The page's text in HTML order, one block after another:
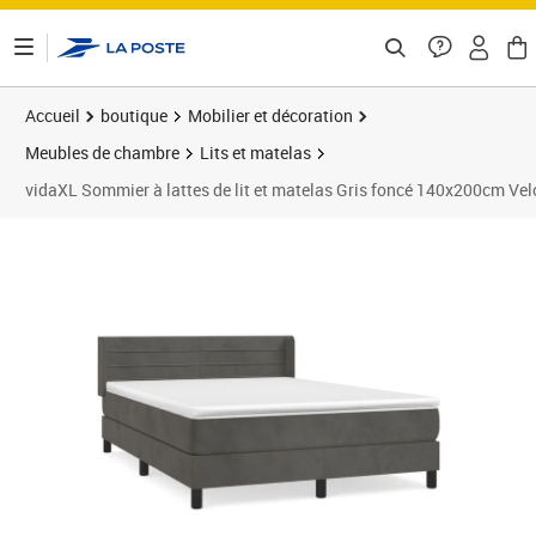
Accueil boutique
Mobilier et décoration
Meubles de chambre
Lits et matelas
vidaXL Sommier à lattes de lit et matelas Gris foncé 140x200cm